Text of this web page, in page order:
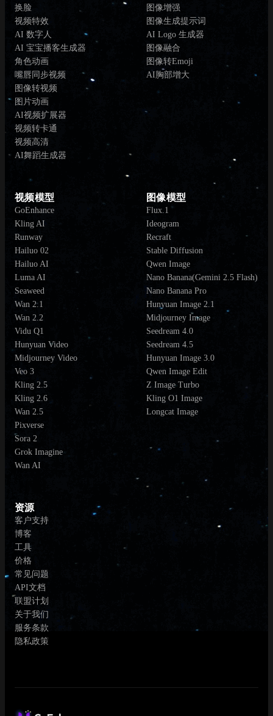
换脸
视频特效
AI 数字人
AI 宝宝播客生成器
角色动画
嘴唇同步视频
图像转视频
图片动画
AI视频扩展器
视频转卡通
视频高清
AI舞蹈生成器
图像增强
图像生成提示词
AI Logo 生成器
图像融合
图像转Emoji
AI胸部增大
视频模型
GoEnhance
Kling AI
Runway
Hailuo 02
Hailuo AI
Luma AI
Seaweed
Wan 2.1
Wan 2.2
Vidu Q1
Hunyuan Video
Midjourney Video
Veo 3
Kling 2.5
Kling 2.6
Wan 2.5
Pixverse
Sora 2
Grok Imagine
Wan AI
图像模型
Flux.1
Ideogram
Recraft
Stable Diffusion
Qwen Image
Nano Banana(Gemini 2.5 Flash)
Nano Banana Pro
Hunyuan Image 2.1
Midjourney Image
Seedream 4.0
Seedream 4.5
Hunyuan Image 3.0
Qwen Image Edit
Z Image Turbo
Kling O1 Image
Longcat Image
资源
客户支持
博客
工具
价格
常见问题
API文档
联盟计划
关于我们
服务条款
隐私政策